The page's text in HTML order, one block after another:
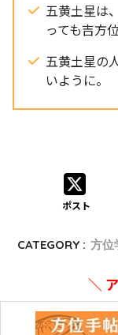
五黄土星は
っても吉方
五黄土星の
いように。
ポスト
CATEGORY : 方位
＼